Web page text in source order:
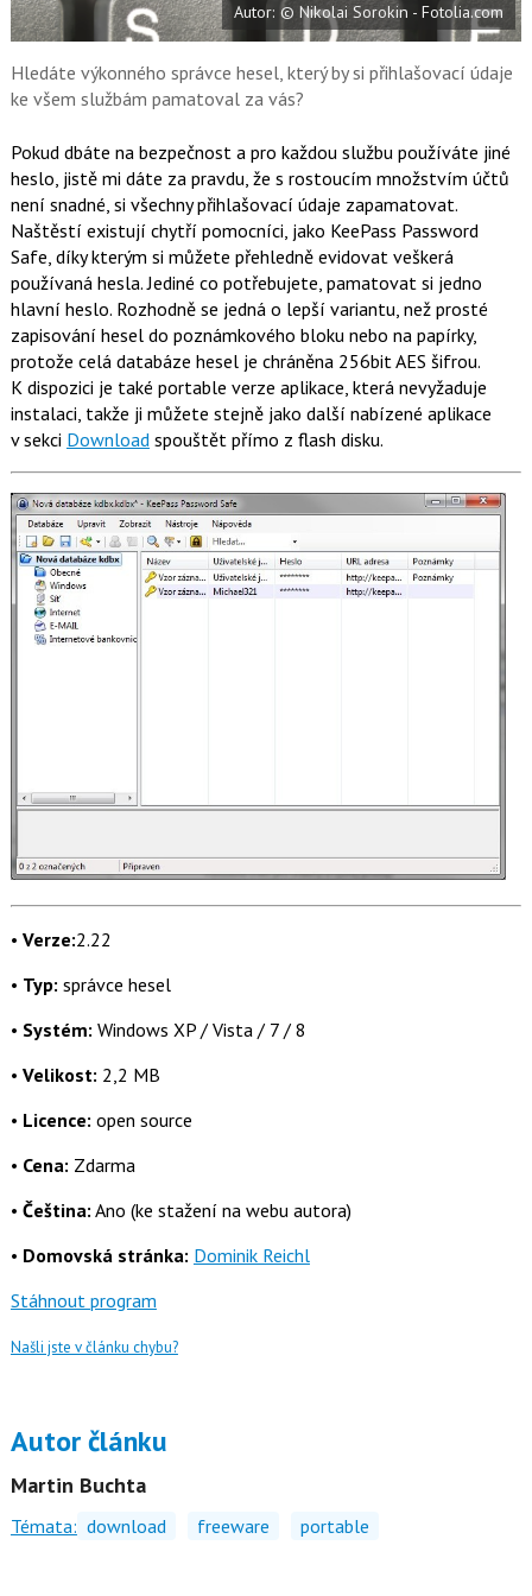
o
o
k
u
Autor: © Nikolai Sorokin - Fotolia.com
Hledáte výkonného správce hesel, který by si přihlašovací údaje
ke všem službám pamatoval za vás?
Pokud dbáte na bezpečnost a pro každou službu používáte jiné
heslo, jistě mi dáte za pravdu, že s rostoucím množstvím účtů
není snadné, si všechny přihlašovací údaje zapamatovat.
Naštěstí existují chytří pomocníci, jako KeePass Password
Safe, díky kterým si můžete přehledně evidovat veškerá
používaná hesla. Jediné co potřebujete, pamatovat si jedno
hlavní heslo. Rozhodně se jedná o lepší variantu, než prosté
zapisování hesel do poznámkového bloku nebo na papírky,
protože celá databáze hesel je chráněna 256bit AES šifrou.
K dispozici je také portable verze aplikace, která nevyžaduje
instalaci, takže ji můžete stejně jako další nabízené aplikace
v sekci Downloadspouštět přímo z flash disku.
• Verze:2.22
• Typ: správce hesel
• Systém: Windows XP / Vista / 7 / 8
• Velikost: 2,2 MB
• Licence: open source
• Cena: Zdarma
• Čeština: Ano (ke stažení na webu autora)
• Domovská stránka: Dominik Reichl
Stáhnout program
Našli jste v článku chybu?
Autor článku
Martin Buchta
Témata: download freeware portable